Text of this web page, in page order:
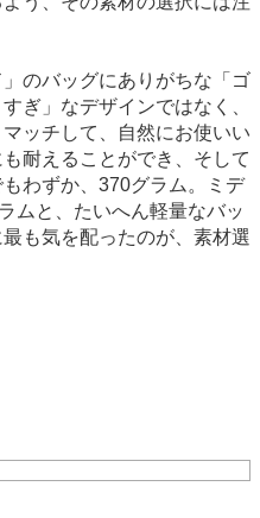
のバッグにありがちな「ゴ
ぎ」なデザインではなく、
ッチして、自然にお使いい
耐えることができ、そして
わずか、370グラム。ミデ
ムと、たいへん軽量なバッ
も気を配ったのが、素材選